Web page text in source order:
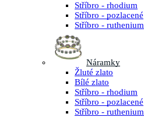
Stříbro - rhodium
Stříbro - pozlacené
Stříbro - ruthenium
Náramky
Žluté zlato
Bílé zlato
Stříbro - rhodium
Stříbro - pozlacené
Stříbro - ruthenium